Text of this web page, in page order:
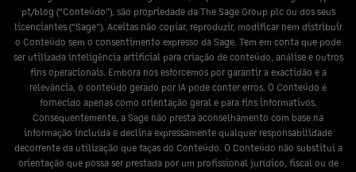
pt/blog (“Conteúdo”), são propriedade da The Sage Group plc ou dos seus
licenciantes (“Sage”). Aceitas não copiar, reproduzir, modificar nem distribuir
o Conteúdo sem o consentimento expresso da Sage. Tem em conta que pode
ser utilizada inteligência artificial para criação de conteúdo, análise e outros
fins operacionais. Embora nos esforcemos por garantir a exactidão e a
relevância, o conteúdo gerado por IA pode conter erros. O Conteúdo é
fornecido apenas como orientação geral e para fins informativos.
Consequentemente, a Sage não presta aconselhamento com base na
informação incluída e declina expressamente qualquer responsabilidade
decorrente da utilização que faças do Conteúdo. O Conteúdo não substitui a
orientação que possa ser prestada por um profissional jurídico, fiscal ou de